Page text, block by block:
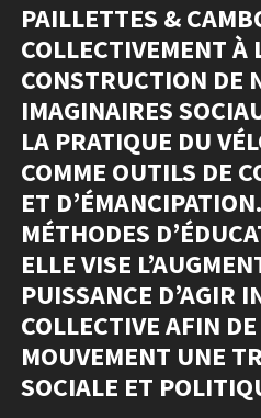
PAILLETTES &
COLLECTIVEMENT À
CONSTRUCTION DE
IMAGINAIRES
LA PRATIQUE DU
COMME OUTILS DE
ET
MÉTHODES
ELLE VISE
PUISSANCE D’AGIR
COLLECTIVE AFIN
MOUVEMENT UNE
SOCIALE ET